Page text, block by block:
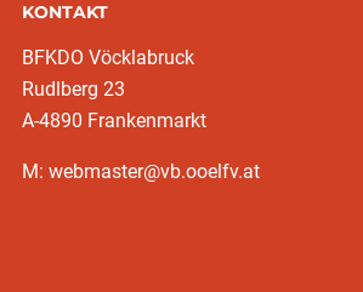
KONTAKT
BFKDO Vöcklabruck
Rudlberg 23
A-4890 Frankenmarkt
M: webmaster@vb.ooelfv.at